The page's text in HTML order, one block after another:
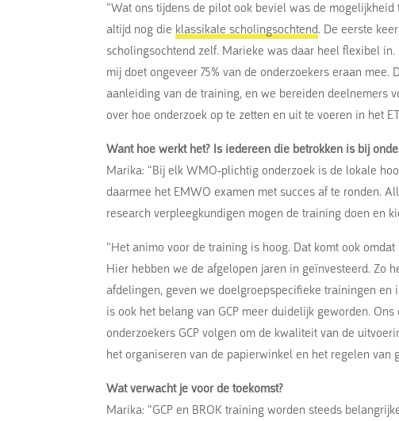
“Wat ons tijdens de pilot ook beviel was de
altijd nog die klassikale scholingsochtend. De eerste
scholingsochtend zelf. Marieke was daar heel flexibel
mij doet ongeveer 75% van de onderzoekers eraan
aanleiding van de training, en we bereiden deelnemers
over hoe onderzoek op te zetten en uit te voeren in het
Want hoe werkt het? Is iedereen die betrokken is bij
Marika: “Bij elk WMO-plichtig onderzoek is de lokale
daarmee het EMWO examen met succes af te ronden.
research verpleegkundigen mogen de training doen en
“Het animo voor de training is hoog. Dat komt ook
Hier hebben we de afgelopen jaren in geïnvesteerd. Zo
afdelingen, geven we doelgroepspecifieke trainingen
is ook het belang van GCP meer duidelijk geworden.
onderzoekers GCP volgen om de kwaliteit van de
het organiseren van de papierwinkel en het regelen van
Wat verwacht je voor de toekomst?
Marika: “GCP en BROK training worden steeds